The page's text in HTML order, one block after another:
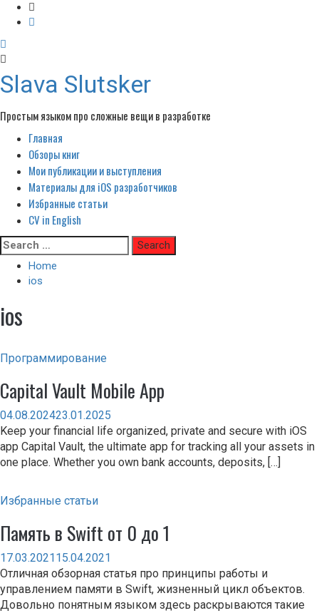
Slava Slutsker
Простым языком про сложные вещи в разработке
Primary
Menu
Главная
Обзоры книг
Мои публикации и выступления
Материалы для iOS разработчиков
Избранные статьи
CV in English
Skip
to
content
Search
for:
Home
ios
ios
Программирование
Capital Vault Mobile App
04.08.202423.01.2025
Keep your financial life organized, private and secure with iOS
app Capital Vault, the ultimate app for tracking all your assets in
one place. Whether you own bank accounts, deposits, […]
Избранные статьи
Память в Swift от 0 до 1
17.03.202115.04.2021
Отличная обзорная статья про принципы работы и
управлением памяти в Swift, жизненный цикл объектов.
Довольно понятным языком здесь раскрываются такие